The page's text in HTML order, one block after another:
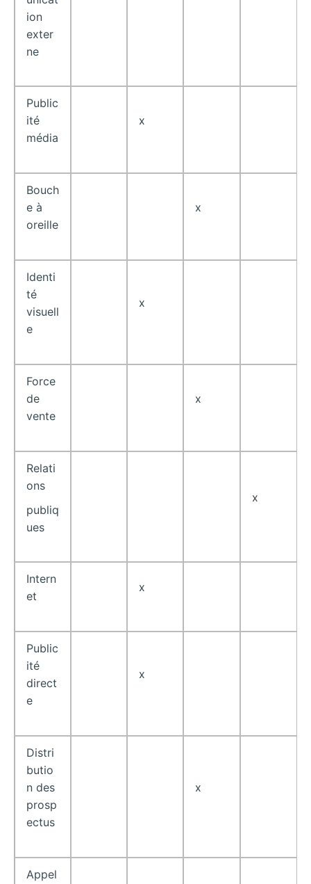
ion
exter
ne
Public
ité
média
x
Bouch
e à
oreille
x
Identi
té
visuell
e
x
Force
de
vente
x
Relati
ons
publiq
ues
x
Intern
et
x
Public
ité
direct
e
x
Distri
butio
n des
prosp
ectus
x
Appel